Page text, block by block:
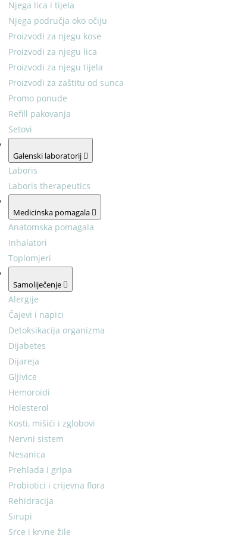
Njega lica i tijela
Njega područja oko očiju
Proizvodi za njegu kose
Proizvodi za njegu lica
Proizvodi za njegu tijela
Proizvodi za zaštitu od sunca
Promo ponude
Refill pakovanja
Setovi
Galenski laboratorij
Laboris
Laboris therapeutics
Medicinska pomagala
Anatomska pomagala
Inhalatori
Toplomjeri
Samoliječenje
Alergije
Čajevi i napici
Detoksikacija organizma
Dijabetes
Dijareja
Gljivice
Hemoroidi
Holesterol
Kosti, mišići i zglobovi
Nervni sistem
Nesanica
Prehlada i gripa
Probiotici i crijevna flora
Rehidracija
Sirupi
Srce i krvne žile